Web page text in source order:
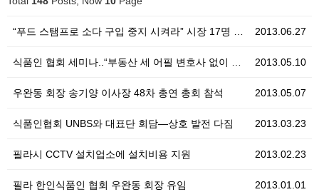
2013.06.27
“푸드 스탬프로 소다 구입 중지 시켜라” 시장 17명 …
2013.05.10
식품인 협회 세미나..“부동산 세 어필 변호사 없이 직…
2013.05.07
우완동 회장 송기양 이사장 48차 총연 총회 참석
2013.03.23
식품인협회 UNBS와 대표단 회담—상호 발전 다짐
2013.02.23
필라시 CCTV 설치업소에 설치비용 지원
2013.01.01
필라 한인식품인 협회 우완동 회장 유임